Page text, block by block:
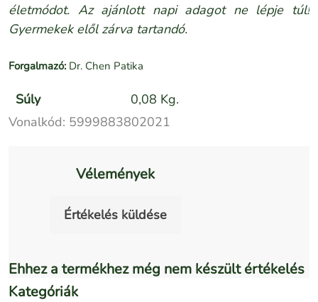
életmódot. Az ajánlott napi adagot ne lépje túl!
Gyermekek elől zárva tartandó.
Forgalmazó: Dr. Chen Patika
Súly
0,08 Kg.
Vonalkód: 5999883802021
Vélemények
Értékelés küldése
Ehhez a termékhez még nem készült értékelés
Kategóriák